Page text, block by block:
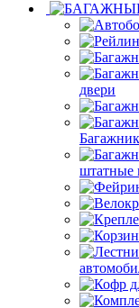
двери
штатные